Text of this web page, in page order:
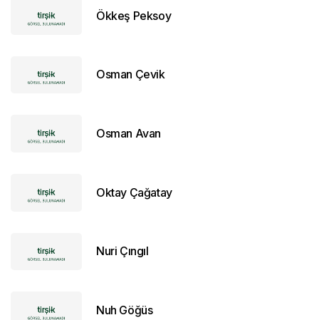
Ökkeş Peksoy
Osman Çevik
Osman Avan
Oktay Çağatay
Nuri Çıngıl
Nuh Göğüs